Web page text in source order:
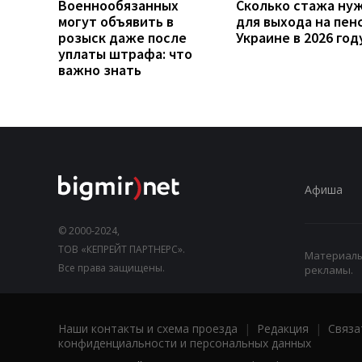
Военнообязанных
могут объявить в
розыск даже после
уплаты штрафа: что
важно знать
Сколько стажа
для выхода на
Украине в 2026
© 2000-2024,
ТОВ «КЕПРЕЙТ ПАРТНЕРС».
Все права защищены.
Афиша
рекламы.
Наши контакты и схема проезда | Редакция |
конфиденциальности и персональных данных